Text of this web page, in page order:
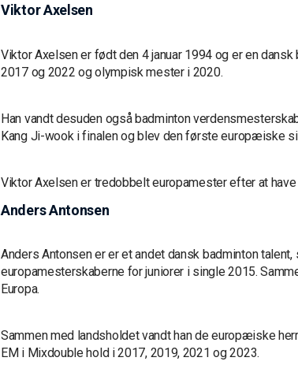
Viktor Axelsen
Viktor Axelsen er født den 4 januar 1994 og er en
2017 og 2022 og olympisk mester i 2020.
Han vandt desuden også badminton
Kang Ji-wook i finalen og blev den første europæiske
Viktor Axelsen er tredobbelt europamester efter at
Anders Antonsen
Anders Antonsen er er et andet dansk badminton
europamesterskaberne for juniorer i single 2015.
Europa.
Sammen med landsholdet vandt han de europæiske
EM i Mixdouble hold i 2017, 2019, 2021 og 2023.